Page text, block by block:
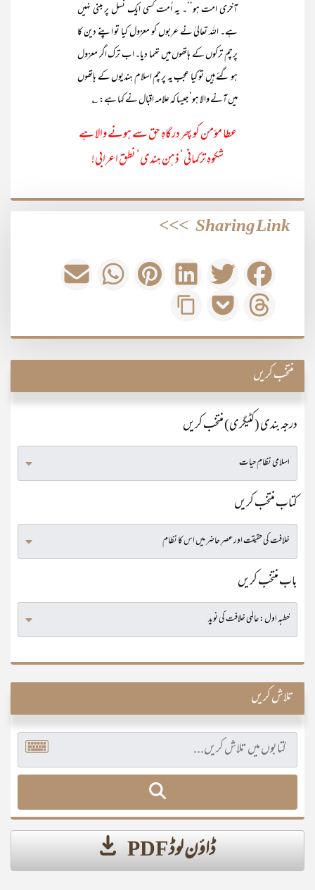
آخری امت ہو‘‘۔ یہ اُمت کسی ایک نسل پر مبنی نہیں
ہے۔ اللہ تعالیٰ نے عربوں کو معزول کیا تو اپنے دین کا
پرچم ترکوں کے ہاتھوں میں تھما دیا۔ اب ترک اگر معزول
ہو گئے ہیں تو کیا عجب یہ پرچم اسلام ہندیوں کے ہاتھوں
میں آنے والا ہو‘ جیسا کہ علامہ اقبال نے کہا ہے: ؎
عطا مؤمن کو پھر درگاہِ حق سے ہونے والا ہے
شکوہِ ترکمانی‘ ذہن ہندی‘ نطق اعرابی!
Sharing Link
>>>
منتخب کریں
درجہ بندی (کٹیگری) منتخب کریں
کتاب منتخب کریں
باب منتخب کریں
تلاش کریں
ڈاؤن لوڈ PDF